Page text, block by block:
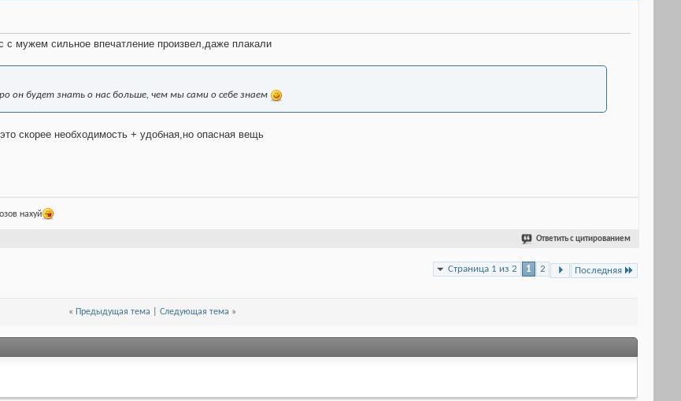
с мужем сильное впечатление произвел,даже плакали
он будет знать о нас больше, чем мы сами о себе знаем
скорее необходимость + удобная,но опасная вещь
нахуй
Ответить с цитированием
Страница 1 из 2 1 2 Последняя
« Предыдущая тема Следующая тема »